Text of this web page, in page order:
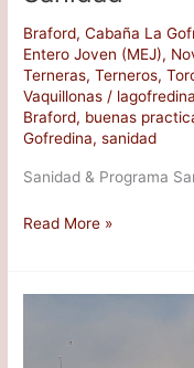
Braford,Cabaña La
Entero Joven (MEJ),
Terneras,Terneros,
Vaquillonas / lagofredina
Braford, buenas
Gofredina,sanidad
Sanidad & Programa
Read More »